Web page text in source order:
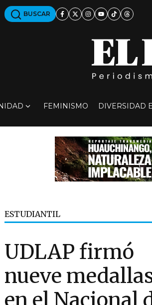
BUSCAR
FEMINISMO DIVERSIDAD
ESTUDIANTIL
UDLAP firmó
nueve
en el Nacional